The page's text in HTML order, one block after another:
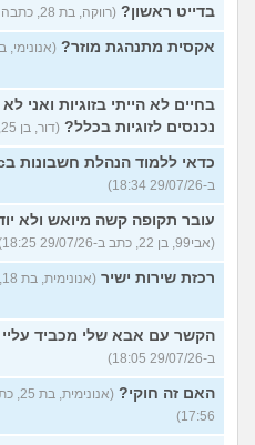
בדייט ראשון? (רווקה, בת 28, כתבה ב-03/08/26 15:23)
אקסית מתנהגת מוזר? (אנונימי, בן 33, כתב ב-03/08/26
בחיים לא הייתי בזוגיות ואני
נכנסים לזוגיות בכלל? (דור, בן 25, כתב ב-29/07/26 18:43)
כדאי ללמוד הנהלת חשבונות בipc?
ב-29/07/26 18:34)
עובר תקופה קשה מיואש ולא
(אבי99, בן 22, כתב ב-29/07/26 18:25)
רכזת שירות ישיר (אנונימית, בת 18, כתבה ב-29/07/26 18:16)
הקשר עם אבא שלי מכביד עליי
ב-29/07/26 18:05)
האם זה חוקי?
17:56)